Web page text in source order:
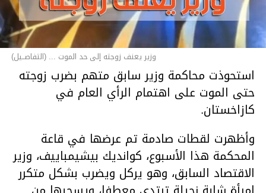
وزير يعنف زوجته إلى حد الموت ... (التفاصــيل)
استحوذت محاكمة وزير سابق متهم بضرب زوجته
حتى الموت على اهتمام الرأي العام في
كازاخستان.
وأظهرت لقطات صادمة تم عرضها في قاعة
المحكمة هذا الأسبوع، كوانديك بيشيمباييف، وزير
الاقتصاد السابق، وهو يركل ويضرب بشكل متكرر